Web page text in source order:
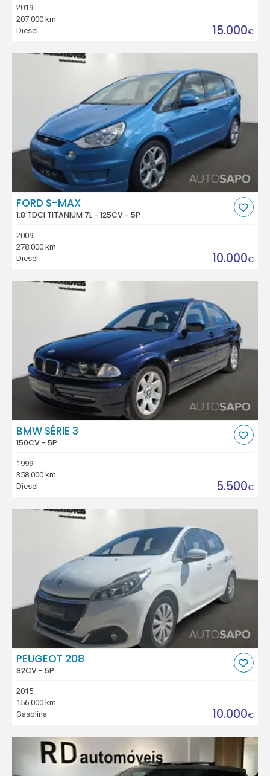
2019
207.000 km
Diesel
15.000€
FORD S-MAX
1.8 TDCI TITANIUM 7L - 125CV - 5P
2009
278.000 km
Diesel
10.000€
BMW SÉRIE 3
150CV - 5P
1999
358.000 km
Diesel
5.500€
PEUGEOT 208
82CV - 5P
2015
156.000 km
Gasolina
10.000€